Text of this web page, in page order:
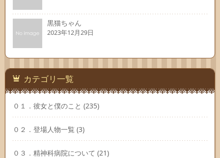
黒猫ちゃん
2023年12月29日
カテゴリ一覧
０１．彼女と僕のこと (235)
０２．登場人物一覧 (3)
０３．精神科病院について (21)